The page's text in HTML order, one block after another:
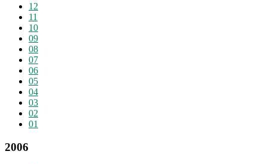
12
11
10
09
08
07
06
05
04
03
02
01
2006